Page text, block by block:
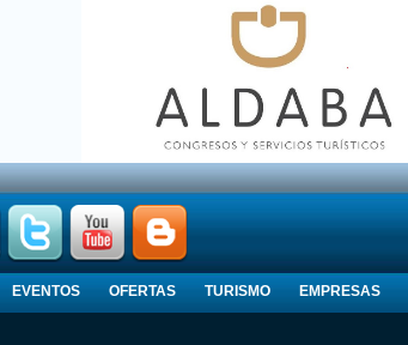
EVENTOS OFERTAS TURISMO EMPRESAS